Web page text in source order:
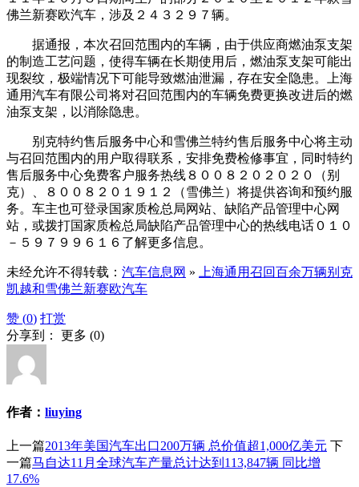
佛兰新赛欧汽车，涉及２４３２９７辆。
据通报，本次召回范围内的车辆，由于供应商燃油泵支架
的制造工艺问题，使得车辆在长期使用后，燃油泵支架可能出
现裂纹，极端情况下可能导致燃油泄漏，存在安全隐患。上海
通用汽车有限公司将对召回范围内的车辆免费更换改进后的燃
油泵支架，以消除隐患。
别克特约售后服务中心和雪佛兰特约售后服务中心将主动
与召回范围内的用户取得联系，安排免费检修事宜，同时特约
售后服务中心免费客户服务热线８００８２０２０２０（别
克）、８００８２０１９１２（雪佛兰）将提供咨询和预约服
务。车主也可登录国家质检总局网站、缺陷产品管理中心网
站，或拨打国家质检总局缺陷产品管理中心的热线电话０１０
－５９７９９６１６了解更多信息。
未经允许不得转载： 汽车信息网 »
上海通用召回百余万辆别克
凯越和雪佛兰新赛欧汽车
赞 (0) 打赏
分享到： 更多 (0)
作者： liuying
上一篇2013年美国汽车出口200万辆 总价值超1,000亿美元 下
一篇马自达11月全球汽车产量总计达到113,847辆 同比增
17.6%